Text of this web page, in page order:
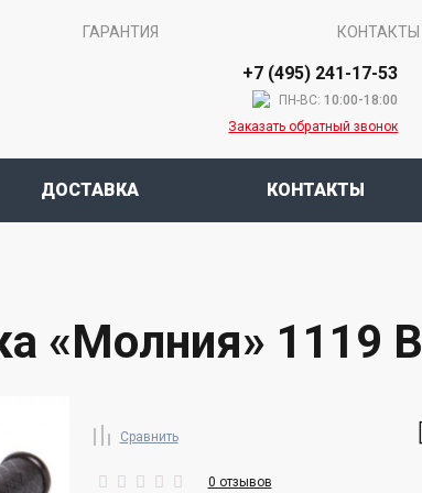
ГАРАНТИЯ КОНТАКТЫ
+7 (495) 241-17-53
ПН-ВС:10:00-18:00
Заказать обратный звонок
ДОСТАВКА КОНТАКТЫ
«Молния» 1119 В
Сравнить
0 отзывов